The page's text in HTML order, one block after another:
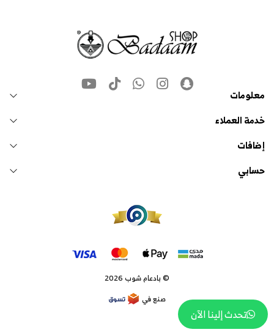
معلومات
خدمة العملاء
إضافات
حسابي
© بادعام شوب 2026
صنع في
تحدث إلينا الآن